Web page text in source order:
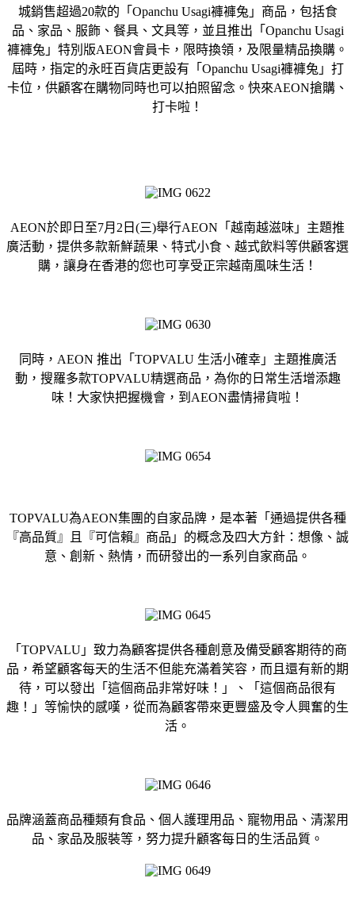
城銷售超過20款的「Opanchu Usagi褲褲兔」商品，包括食
品、家品、服飾、餐具、文具等，並且推出「Opanchu Usagi
褲褲兔」特別版AEON會員卡，限時換領，及限量精品換購。
屆時，指定的永旺百貨店更設有「Opanchu Usagi褲褲兔」打
卡位，供顧客在購物同時也可以拍照留念。快來AEON搶購、
打卡啦！
AEON於即日至7月2日(三)舉行AEON「越南越滋味」主題推
廣活動，提供多款新鮮蔬果、特式小食、越式飲料等供顧客選
購，讓身在香港的您也可享受正宗越南風味生活！
同時，AEON 推出「TOPVALU 生活小確幸」主題推廣活
動，搜羅多款TOPVALU精選商品，為你的日常生活增添趣
味！大家快把握機會，到AEON盡情掃貨啦！
TOPVALU為AEON集團的自家品牌，是本著「通過提供各種
『高品質』且『可信賴』商品」的概念及四大方針：想像、誠
意、創新、熱情，而研發出的一系列自家商品。
「TOPVALU」致力為顧客提供各種創意及備受顧客期待的商
品，希望顧客每天的生活不但能充滿着笑容，而且還有新的期
待，可以發出「這個商品非常好味！」、「這個商品很有
趣！」等愉快的感嘆，從而為顧客帶來更豐盛及令人興奮的生
活。
品牌涵蓋商品種類有食品、個人護理用品、寵物用品、清潔用
品、家品及服裝等，努力提升顧客每日的生活品質。